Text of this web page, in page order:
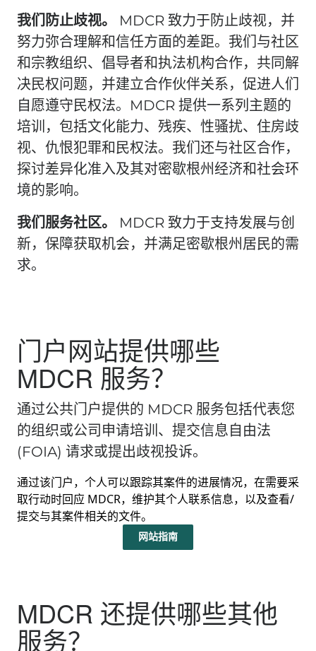
我们防止歧视。
MDCR 致力于防止歧视，并
努力弥合理解和信任方面的差距。我们与社区
和宗教组织、倡导者和执法机构合作，共同解
决民权问题，并建立合作伙伴关系，促进人们
自愿遵守民权法。MDCR 提供一系列主题的
培训，包括文化能力、残疾、性骚扰、住房歧
视、仇恨犯罪和民权法。我们还与社区合作，
探讨差异化准入及其对密歇根州经济和社会环
境的影响。
我们服务社区。
MDCR 致力于支持发展与创
新，保障获取机会，并满足密歇根州居民的需
求。
门户网站提供哪些
MDCR 服务？
通过公共门户提供的 MDCR 服务包括代表您
的组织或公司申请培训、提交信息自由法
(FOIA) 请求或提出歧视投诉。
通过该门户，个人可以跟踪其案件的进展情况，在需要采
取行动时回应 MDCR，维护其个人联系信息，以及查看/
提交与其案件相关的文件。
网站指南
MDCR 还提供哪些其他
服务？